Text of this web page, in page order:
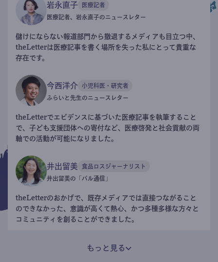
岩永直子 医療記者
医療記者、岩永直子のニュースレター
儲けにならない報道部門から撤退するメディアも目立つ中、
theLetterは医療記事を書く場所を失った私にとって貴重な
存在です。
今西洋介 小児科医・研究者
ふらいと先生のニュースレター
theLetterでエビデンスに基づいた医療記事を執筆すること
で、子ども支援団体への寄付など、医療啓発と社会貢献の両
軸での活動が可能になりました。
井出留美 食品ロスジャーナリスト
井出留美の「パル通信」
theLetterのおかげで、既存メディアでは直接つながること
のできなかった、意識が高くて熱心、かつ多種多様な方々と
コミュニティを創ることができました。
もっと見る